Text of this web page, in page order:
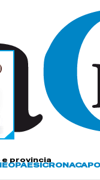
e provincia
PAESICRONACA